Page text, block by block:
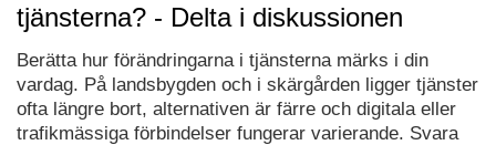
tjänsterna? - Delta i diskussionen
Berätta hur förändringarna i tjänsterna märks i din
vardag. På landsbygden och i skärgården ligger tjänster
ofta längre bort, alternativen är färre och digitala eller
trafikmässiga förbindelser fungerar varierande. Svara